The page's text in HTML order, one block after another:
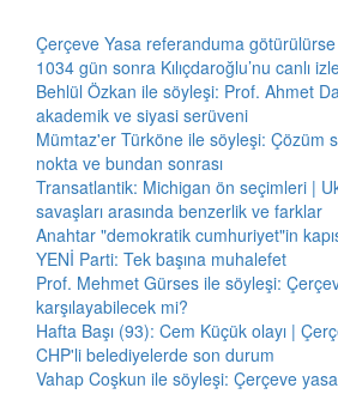
Çerçeve Yasa referanduma
1034 gün sonra Kılıçdaroğlu’nu canlı
Behlül Özkan ile söyleşi: Prof. Ahmet
akademik ve siyasi serüveni
Mümtaz'er Türköne ile söyleşi: Çözüm
nokta ve bundan sonrası
Transatlantik: Michigan ön seçimleri |
savaşları arasında benzerlik ve farklar
Anahtar "demokratik cumhuriyet"in
YENİ Parti: Tek başına muhalefet
Prof. Mehmet Gürses ile söyleşi:
karşılayabilecek mi?
Hafta Başı (93): Cem Küçük olayı |
CHP'li belediyelerde son durum
Vahap Coşkun ile söyleşi: Çerçeve